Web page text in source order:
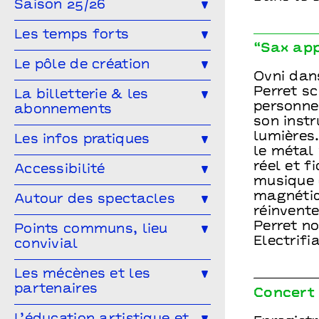
Saison 25/26
Toute la saison Théâtre
Cirque Magie Espace public
Projet participatif
En famille Ateliers
Les temps forts
Génération(s) - Saison #9
Projet participatif : Deblozay
Le pôle de création
Ailleurs & Ici • PIPD
Artistes en résidence 2024-2027
Résidences précédentes
La billetterie & les
abonnements
Comment réserver ? Les tarifs
Vous venez en groupe ?
Les infos pratiques
Venir à Points communs
Hors-les-murs
Accessibilité
L’accessibilité pour tous·tes !
sociale ?
Autour des spectacles
Les ateliers de pratique
Les Conversations
Visitez les théâtres
Points communs, lieu
convivial
Le Mélangeur
Le Service garderie
Les mécènes et les
partenaires
Devenir mécène
“Sax
Ovni
Perret
son
le métal
réel et
musique
Perret
Concert